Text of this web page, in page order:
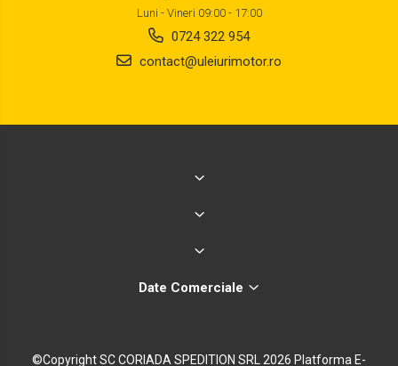
Luni - Vineri 09:00 - 17:00
0724 322 954
contact@uleiurimotor.ro
Date Comerciale
©Copyright SC CORIADA SPEDITION SRL 2026 Platforma E-